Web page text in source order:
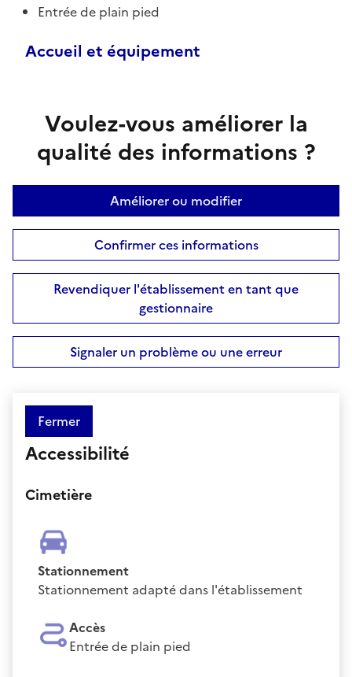
Entrée de plain pied
Accueil et équipement
Voulez-vous améliorer la
qualité des informations ?
Améliorer ou modifier
Confirmer ces informations
Revendiquer l'établissement en tant que
gestionnaire
Signaler un problème ou une erreur
Fermer
Accessibilité
Cimetière
Stationnement
Stationnement adapté dans l'établissement
Accès
Entrée de plain pied